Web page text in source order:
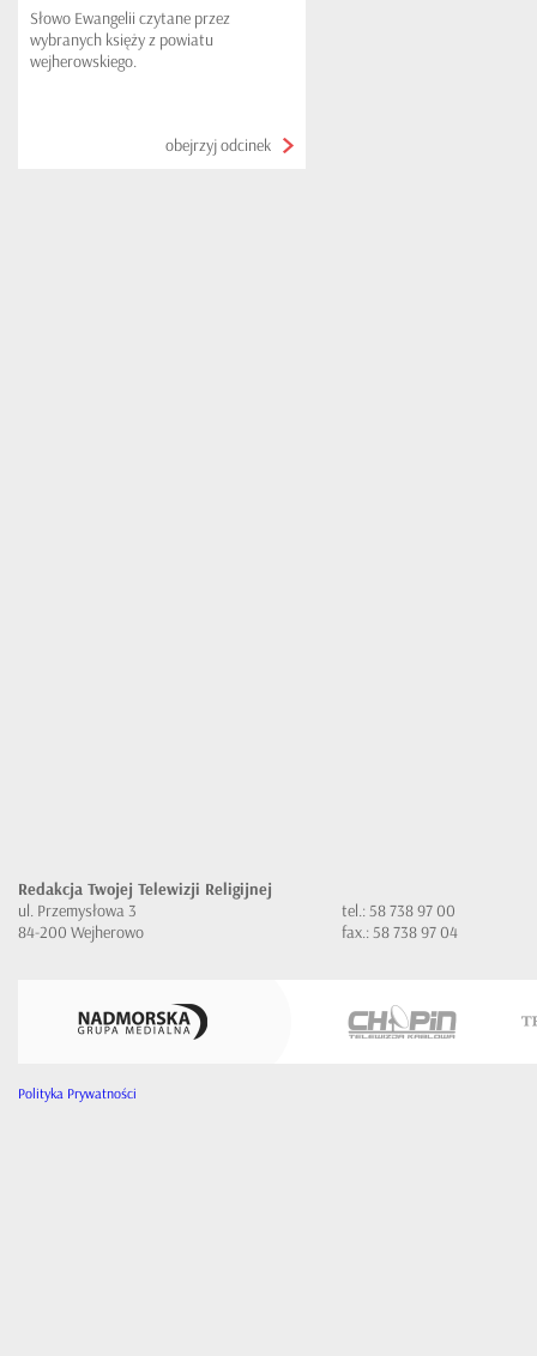
Słowo Ewangelii czytane przez
wybranych księży z powiatu
wejherowskiego.
obejrzyj odcinek
Redakcja Twojej Telewizji Religijnej
ul. Przemysłowa 3
84-200 Wejherowo
tel.: 58 738 97 00
fax.: 58 738 97 04
Polityka Prywatności